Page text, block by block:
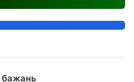
бажань